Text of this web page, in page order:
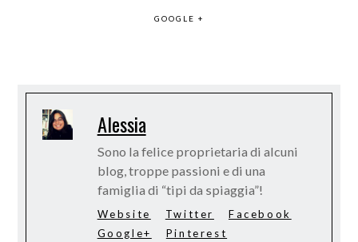
GOOGLE +
Alessia
Sono la felice proprietaria di alcuni
blog, troppe passioni e di una
famiglia di “tipi da spiaggia”!
Website Twitter
Facebook
Google+
Pinterest